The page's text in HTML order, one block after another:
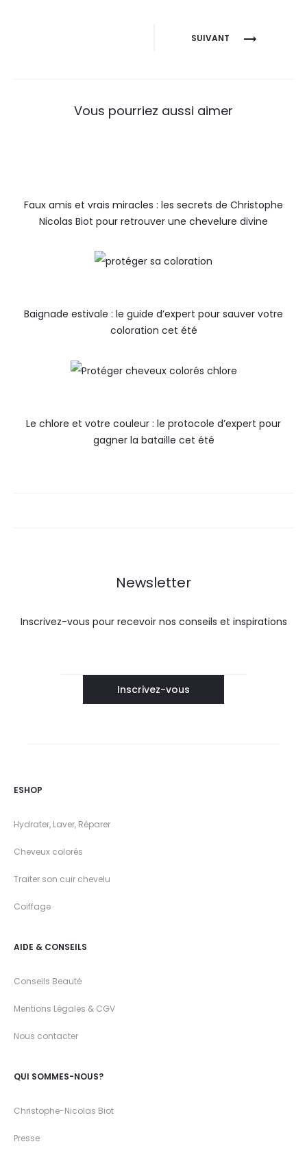
SUIVANT
Vous pourriez aussi aimer
Faux amis et vrais miracles : les secrets de Christophe
Nicolas Biot pour retrouver une chevelure divine
Baignade estivale : le guide d’expert pour sauver votre
coloration cet été
Le chlore et votre couleur : le protocole d’expert pour
gagner la bataille cet été
Newsletter
Inscrivez-vous pour recevoir nos conseils et inspirations
ESHOP
Hydrater, Laver, Réparer
Cheveux colorés
Traiter son cuir chevelu
Coiffage
AIDE & CONSEILS
Conseils Beauté
Mentions Légales & CGV
Nous contacter
QUI SOMMES-NOUS?
Christophe-Nicolas Biot
Presse